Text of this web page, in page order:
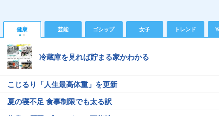
健康 芸能 ゴシップ 女子 トレンド
冷蔵庫を見れば貯まる家かわかる
こじるり「人生最高体重」を更新
夏の寝不足 食事制限でも太る訳